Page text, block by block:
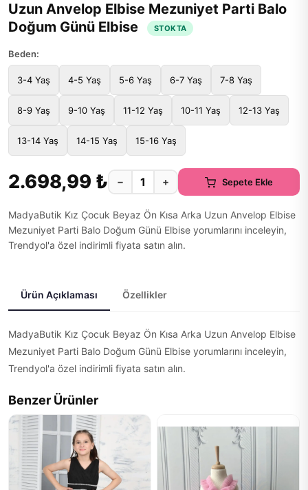
Uzun Anvelop Elbise Mezuniyet Parti Balo
Doğum Günü Elbise
STOKTA
Beden:
3-4 Yaş 4-5 Yaş 5-6 Yaş 6-7 Yaş 7-8 Yaş
8-9 Yaş 9-10 Yaş 11-12 Yaş 10-11 Yaş 12-13 Yaş
13-14 Yaş 14-15 Yaş 15-16 Yaş
2.698,99 ₺ − + Sepete Ekle
MadyaButik Kız Çocuk Beyaz Ön Kısa Arka Uzun Anvelop Elbise
Mezuniyet Parti Balo Doğum Günü Elbise yorumlarını inceleyin,
Trendyol'a özel indirimli fiyata satın alın.
Ürün Açıklaması Özellikler
MadyaButik Kız Çocuk Beyaz Ön Kısa Arka Uzun Anvelop Elbise
Mezuniyet Parti Balo Doğum Günü Elbise yorumlarını inceleyin,
Trendyol'a özel indirimli fiyata satın alın.
Benzer Ürünler